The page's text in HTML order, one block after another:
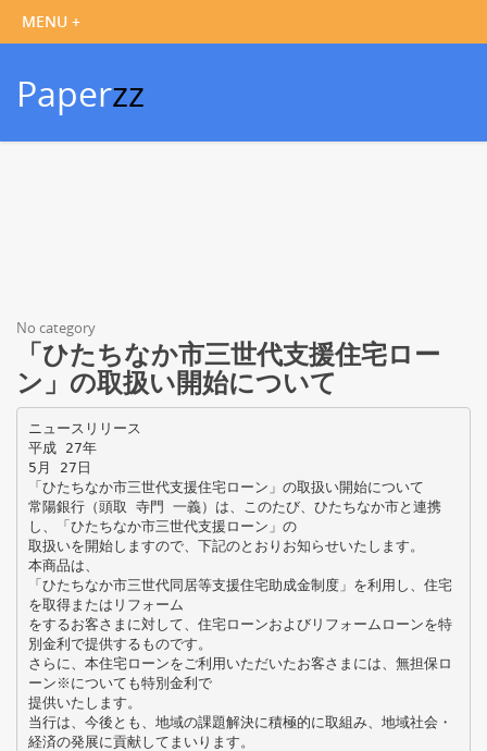
Paperzz
No category
「ひたちなか市三世代支援住宅ロー
ン」の取扱い開始について
ニュースリリース
平成 27年
5月 27日
「ひたちなか市三世代支援住宅ローン」の取扱い開始について
常陽銀行（頭取 寺門 一義）は、このたび、ひたちなか市と連携
し、「ひたちなか市三世代支援ローン」の
取扱いを開始しますので、下記のとおりお知らせいたします。
本商品は、
「ひたちなか市三世代同居等支援住宅助成金制度」を利用し、住宅
を取得またはリフォーム
をするお客さまに対して、住宅ローンおよびリフォームローンを特
別金利で提供するものです。
さらに、本住宅ローンをご利用いただいたお客さまには、無担保ロ
ーン※についても特別金利で
提供いたします。
当行は、今後とも、地域の課題解決に積極的に取組み、地域社会・
経済の発展に貢献してまいります。